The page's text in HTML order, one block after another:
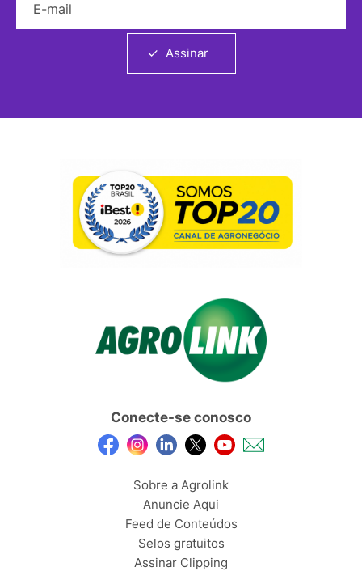
Assinar
Conecte-se conosco
Sobre a Agrolink
Anuncie Aqui
Feed de Conteúdos
Selos gratuitos
Assinar Clipping